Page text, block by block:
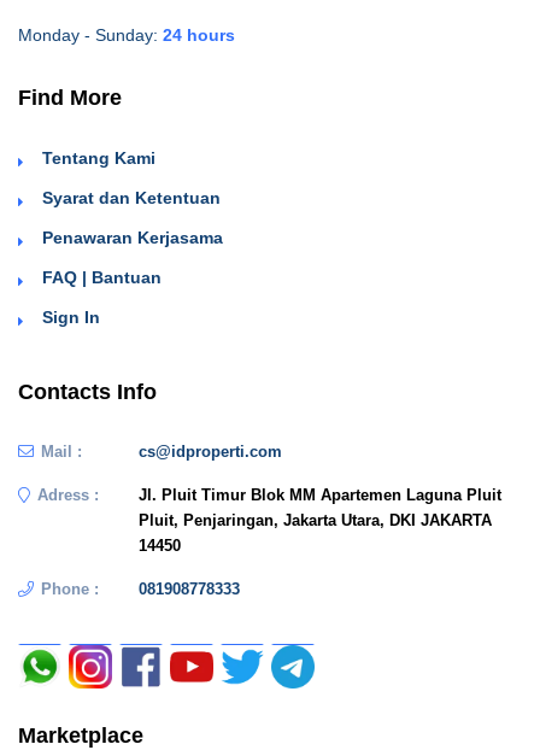
Monday - Sunday: 24 hours
Find More
Tentang Kami
Syarat dan Ketentuan
Penawaran Kerjasama
FAQ | Bantuan
Sign In
Contacts Info
Mail : cs@idproperti.com
Adress :
Jl. Pluit Timur Blok MM Apartemen Laguna Pluit
Pluit, Penjaringan, Jakarta Utara, DKI JAKARTA
14450
Phone : 081908778333
Marketplace